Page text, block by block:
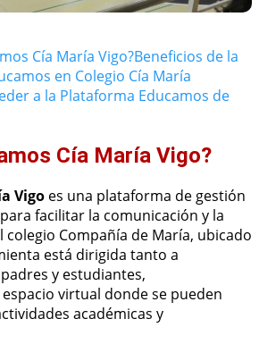
Cía María Vigo?Beneficios de la
en Colegio Cía María
a la Plataforma Educamos de
Cía María Vigo?
Vigo es una plataforma de gestión
facilitar la comunicación y la
Compañía de María, ubicado
está dirigida tanto a
y estudiantes,
virtual donde se pueden
académicas y